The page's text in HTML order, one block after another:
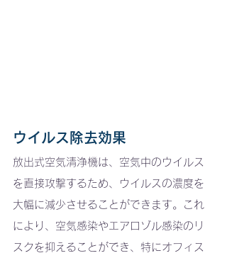
ウイルス除去効果
放出式空気清浄機は、空気中のウイルス
を直接攻撃するため、ウイルスの濃度を
大幅に減少させることができます。これ
により、空気感染やエアロゾル感染のリ
スクを抑えることができ、特にオフィス